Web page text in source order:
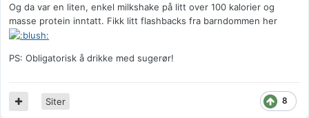
Og da var en liten, enkel milkshake på litt over 100 kalorier og
masse protein inntatt. Fikk litt flashbacks fra barndommen her
PS: Obligatorisk å drikke med sugerør!
8
Siter